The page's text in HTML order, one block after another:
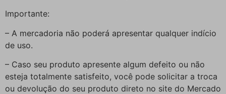
Importante:
– A mercadoria não poderá apresentar qualquer indício
de uso.
– Caso seu produto apresente algum defeito ou não
esteja totalmente satisfeito, você pode solicitar a troca
ou devolução do seu produto direto no site do Mercado